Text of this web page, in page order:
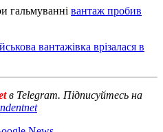
гальмуванні вантаж пробив
вантажівка врізалася в
в Telegram. Підписуйтесь на